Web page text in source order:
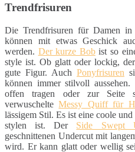
Trendfrisuren
Die Trendfrisuren für Damen
können mit etwas Geschick
werden. Der kurze Bobist so
style ist. Ob glatt oder lockig,
gute Figur. Auch Ponyfrisuren
können immer stilvoll
offen tragen oder zur Seite
verwuschelteMessy Quiff für
lässigem Stil. Es ist eine coole
stylen ist. Der Side Swept
geschnittenen Undercut mit
wird. Er kann glatt oder wellig